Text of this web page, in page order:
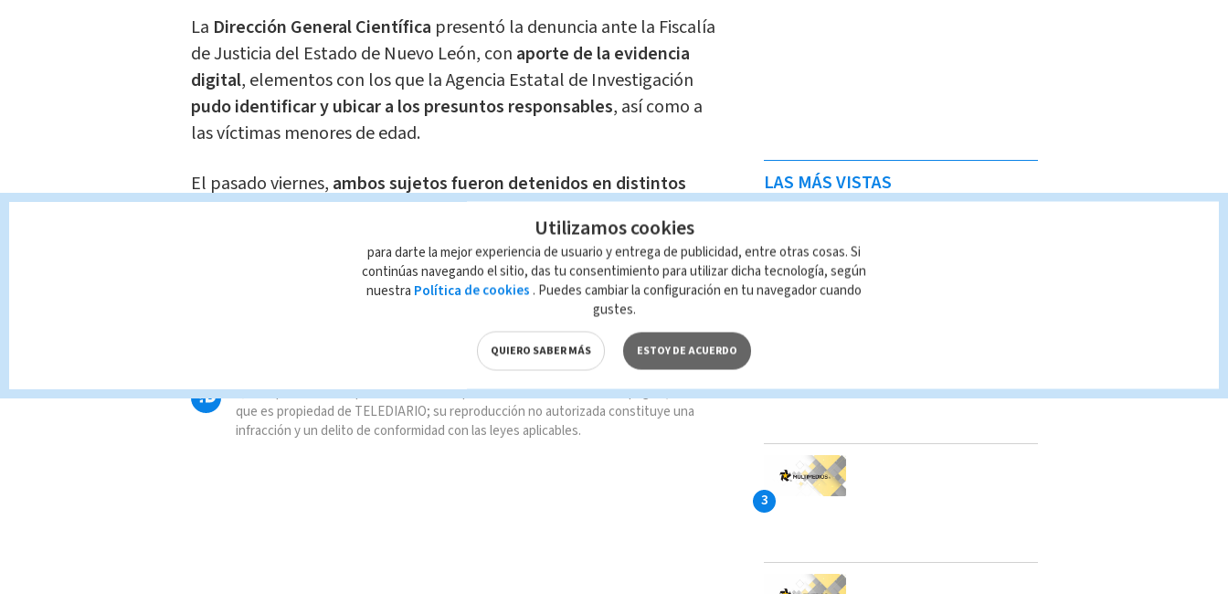
La Dirección General Científica presentó la denuncia ante la Fiscalía
de Justicia del Estado de Nuevo León, con aporte de la evidencia
digital, elementos con los que la Agencia Estatal de Investigación
pudo identificar y ubicar a los presuntos responsables, así como a
las víctimas menores de edad.
El pasado viernes, ambos sujetos fueron detenidos en distintos
puntos de Nuevo León. Rubén fue enviado al Penal de Apodaca 2,
mientras que María Isabel fue llevada al reclusorio estatal femenil.
Detienen a pareja por abuso infantil; rescatan a 3 menores
March 1, 2021
Queda prohibida la reproducción total o parcial del contenido de esta página, mismo
que es propiedad de TELEDIARIO; su reproducción no autorizada constituye una
infracción y un delito de conformidad con las leyes aplicables.
LAS MÁS VISTAS
Utilizamos cookies
para darte la mejor experiencia de usuario y entrega de publicidad, entre otras cosas. Si
continúas navegando el sitio, das tu consentimiento para utilizar dicha tecnología, según
nuestra Política de cookies . Puedes cambiar la configuración en tu navegador cuando
gustes.
QUIERO SABER MÁS ESTOY DE ACUERDO